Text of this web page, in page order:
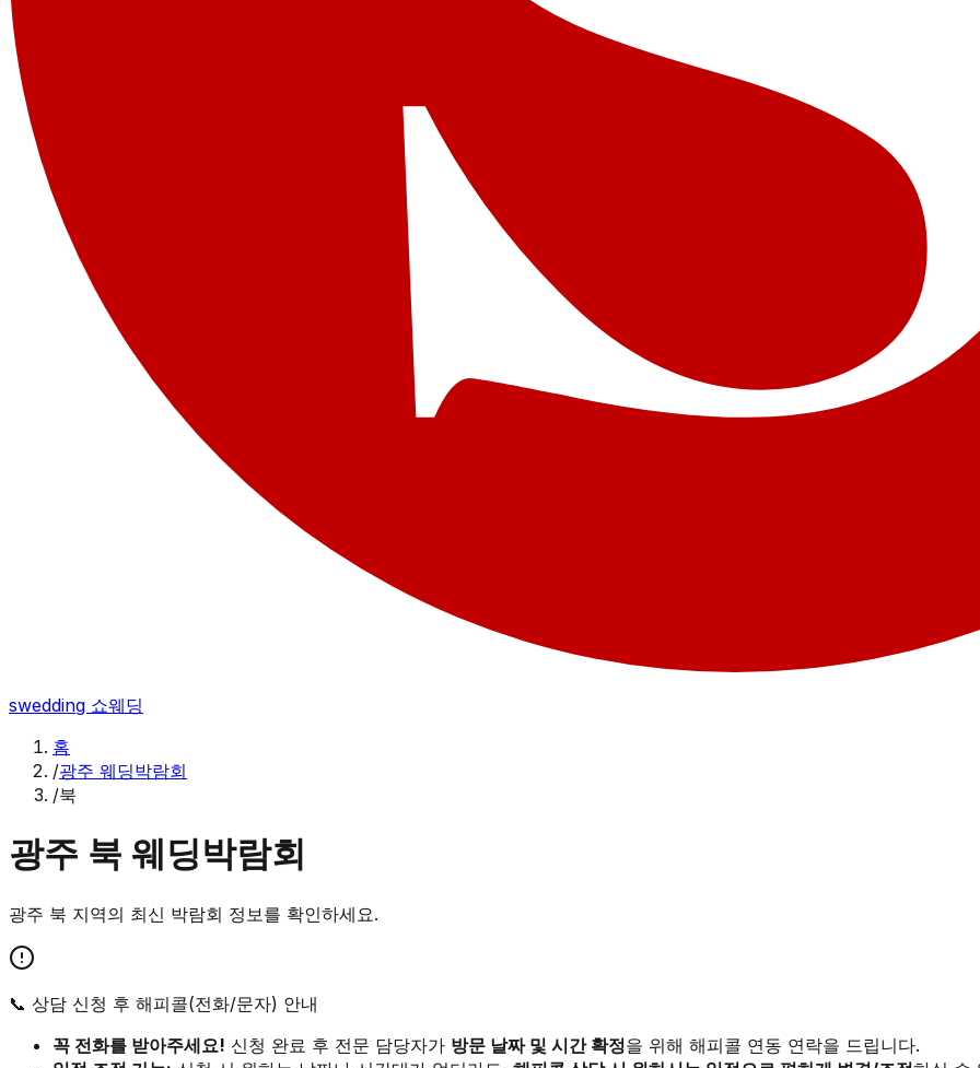
swedding 쇼웨딩
홈
/광주 웨딩박람회
/북
광주 북 웨딩박람회
광주 북 지역의 최신 박람회 정보를 확인하세요.
📞 상담 신청 후 해피콜(전화/문자) 안내
꼭 전화를 받아주세요! 신청 완료 후 전문 담당자가 방문 날짜 및 시간 확정을 위해 해피콜 연동 연락을 드립니다.